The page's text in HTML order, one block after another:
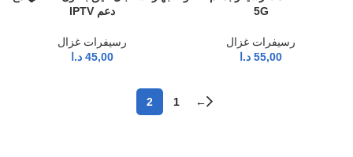
5G
رسيفرات غزال
55,00 د.ا
دعم IPTV
رسيفرات غزال
45,00 د.ا
←
1
2